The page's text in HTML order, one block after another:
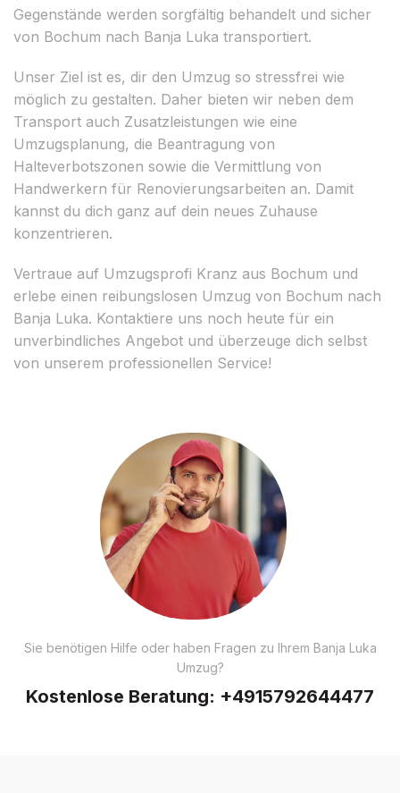
Gegenstände werden sorgfältig behandelt und sicher
von Bochum nach Banja Luka transportiert.
Unser Ziel ist es, dir den Umzug so stressfrei wie
möglich zu gestalten. Daher bieten wir neben dem
Transport auch Zusatzleistungen wie eine
Umzugsplanung, die Beantragung von
Halteverbotszonen sowie die Vermittlung von
Handwerkern für Renovierungsarbeiten an. Damit
kannst du dich ganz auf dein neues Zuhause
konzentrieren.
Vertraue auf Umzugsprofi Kranz aus Bochum und
erlebe einen reibungslosen Umzug von Bochum nach
Banja Luka. Kontaktiere uns noch heute für ein
unverbindliches Angebot und überzeuge dich selbst
von unserem professionellen Service!
Sie benötigen Hilfe oder haben Fragen zu Ihrem Banja Luka
Umzug?
Kostenlose Beratung: +4915792644477